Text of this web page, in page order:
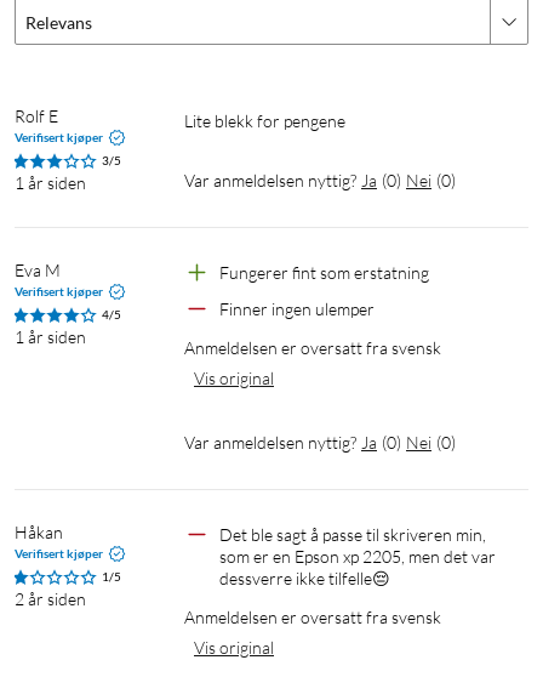
Relevans
Rolf E
Verifisert kjøper
3/5
1 år siden
lite blekk for pengene
Var anmeldelsen nyttig? Ja (0) Nei (0)
Eva M
Verifisert kjøper
4/5
1 år siden
Fungerer fint som erstatning
Finner ingen ulemper
Anmeldelsen er oversatt fra svensk
Vis original
Var anmeldelsen nyttig? Ja (0) Nei (0)
Håkan
Verifisert kjøper
1/5
2 år siden
Det ble sagt å passe til skriveren min,
som er en Epson xp 2205, men det var
dessverre ikke tilfelle😔
Anmeldelsen er oversatt fra svensk
Vis original